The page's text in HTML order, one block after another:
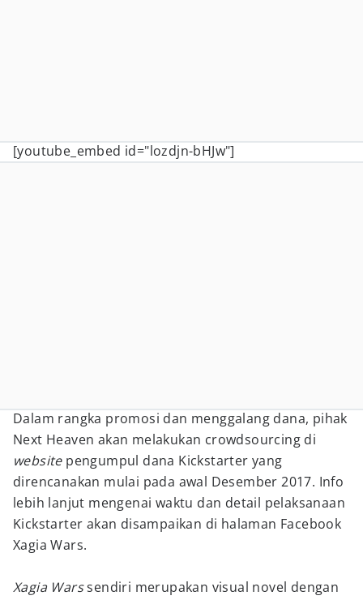
[youtube_embed id="lozdjn-bHJw"]
Dalam rangka promosi dan menggalang dana, pihak
Next Heaven akan melakukan crowdsourcing di
websitepengumpul dana Kickstarter yang
direncanakan mulai pada awal Desember 2017. Info
lebih lanjut mengenai waktu dan detail pelaksanaan
Kickstarter akan disampaikan di halaman Facebook
Xagia Wars.
Xagia Warssendiri merupakan visual novel dengan